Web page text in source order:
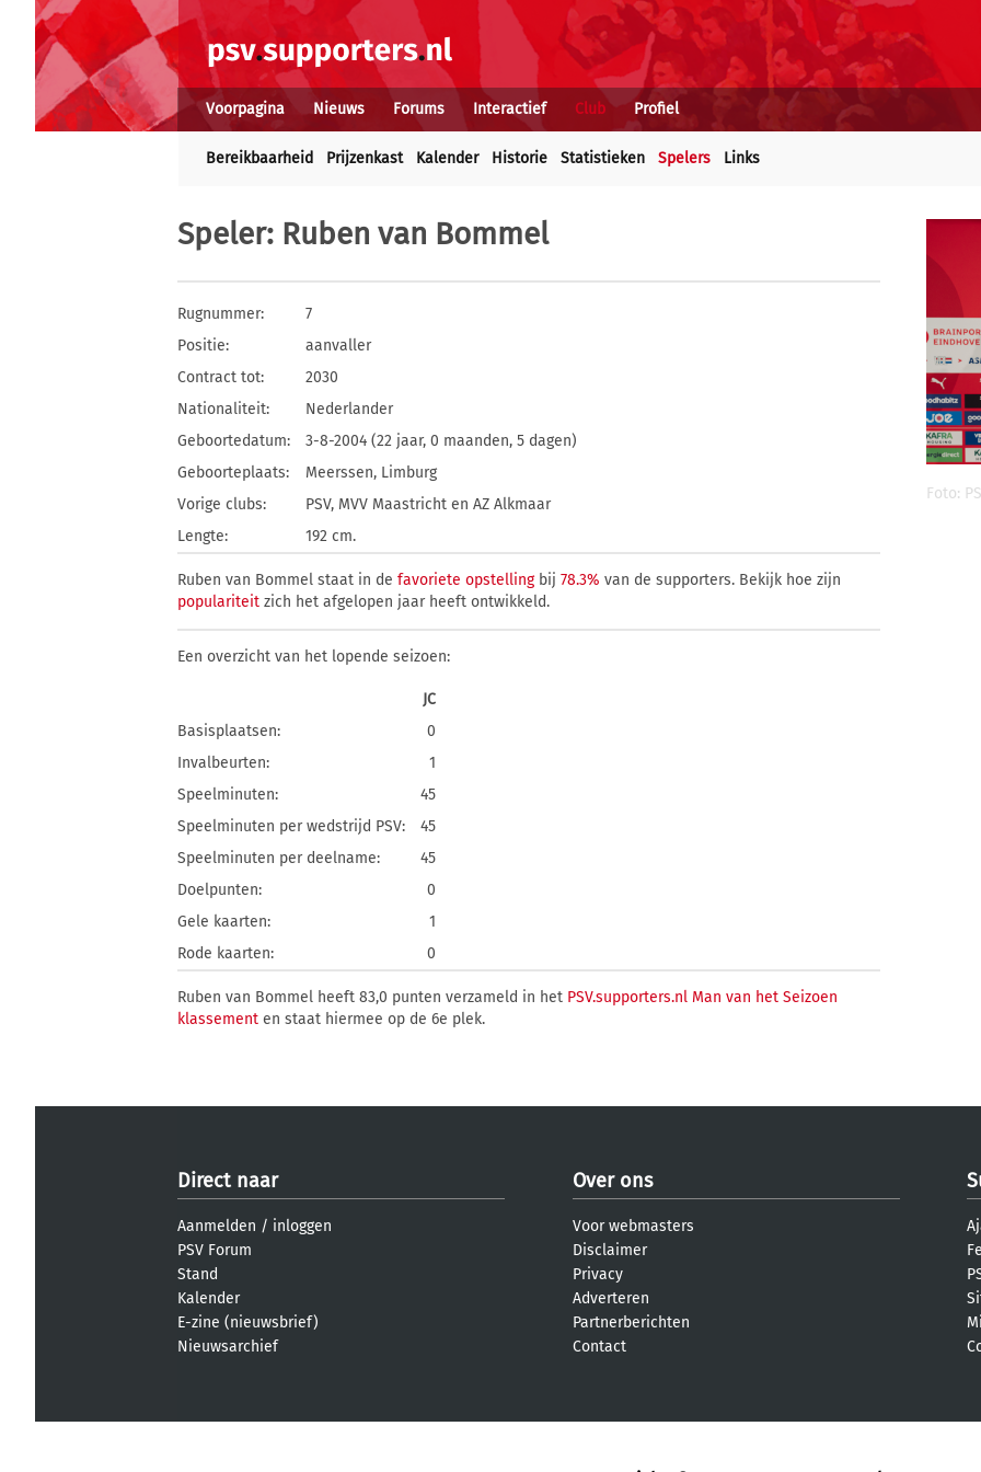
Voorpagina Nieuws Forums Interactief Club Profiel
Bereikbaarheid Prijzenkast Kalender Historie Statistieken Spelers Links
Speler: Ruben van Bommel
Rugnummer:
7
Positie:
aanvaller
Contract tot:
2030
Nationaliteit:
Nederlander
Geboortedatum:
3-8-2004 (22 jaar, 0 maanden, 5 dagen)
Geboorteplaats:
Meerssen, Limburg
Vorige clubs:
PSV, MVV Maastricht en AZ Alkmaar
Lengte:
192 cm.
Ruben van Bommel staat in de favoriete opstellingbij 78.3% van de supporters. Bekijk hoe zijn
populariteit zich het afgelopen jaar heeft ontwikkeld.
Een overzicht van het lopende seizoen:
JC
Basisplaatsen:
0
Invalbeurten:
1
Speelminuten:
45
Speelminuten per wedstrijd PSV:
45
Speelminuten per deelname:
45
Doelpunten:
0
Gele kaarten:
1
Rode kaarten:
0
Ruben van Bommel heeft 83,0 punten verzameld in het PSV.supporters.nl Man van het Seizoen
klassement en staat hiermee op de 6e plek.
Foto:
Direct naar
Aanmelden / inloggen
PSV Forum
Stand
Kalender
E-zine (nieuwsbrief)
Nieuwsarchief
Over ons
Voor webmasters
Disclaimer
Privacy
Adverteren
Partnerberichten
Contact